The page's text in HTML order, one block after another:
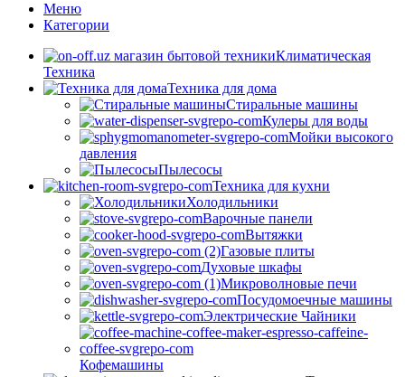
Меню
Категории
Климатическая
Техника
Техника для дома
Стиральные машины
Кулеры для воды
Мойки высокого
давления
Пылесосы
Техника для кухни
Холодильники
Варочные панели
Вытяжки
Газовые плиты
Духовые шкафы
Микроволновые печи
Посудомоечные машины
Электрические Чайники
Кофемашины